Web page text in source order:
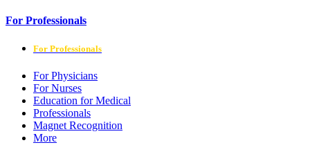
For Professionals
For Professionals
For Physicians
For Nurses
Education for Medical
Professionals
Magnet Recognition
More